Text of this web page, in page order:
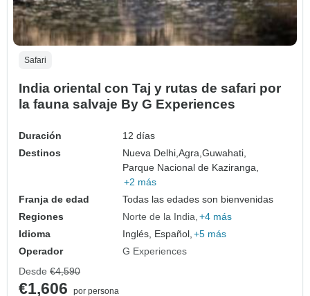
Safari
India oriental con Taj y rutas de safari por
la fauna salvaje By G Experiences
Duración
12 días
Destinos
Nueva Delhi,Agra,Guwahati,
Parque Nacional de Kaziranga,
+2 más
Franja de edad
Todas las edades son bienvenidas
Regiones
Norte de la India +4 más
Idioma
Inglés, Español, +5 más
Operador
G Experiences
Desde €4,590
€1,606
por persona